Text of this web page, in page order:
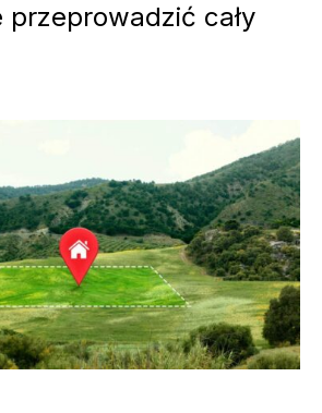
przeprowadzić cały